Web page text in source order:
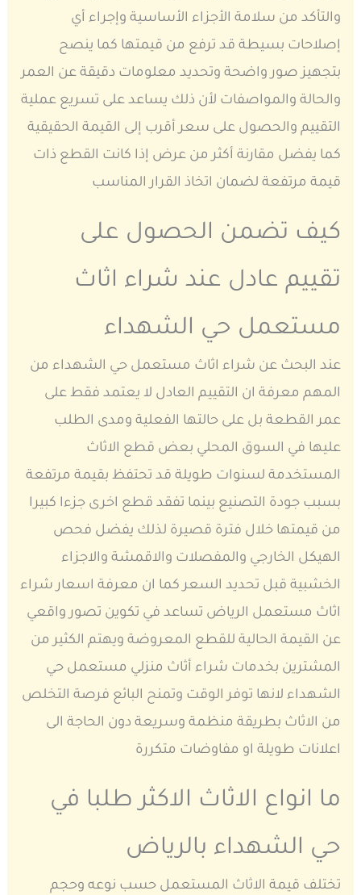
والتأكد من سلامة الأجزاء الأساسية وإجراء أي
إصلاحات بسيطة قد ترفع من قيمتها كما ينصح
بتجهيز صور واضحة وتحديد معلومات دقيقة عن العمر
والحالة والمواصفات لأن ذلك يساعد على تسريع عملية
التقييم والحصول على سعر أقرب إلى القيمة الحقيقية
كما يفضل مقارنة أكثر من عرض إذا كانت القطع ذات
قيمة مرتفعة لضمان اتخاذ القرار المناسب
كيف تضمن الحصول على
تقييم عادل عند شراء اثاث
مستعمل حي الشهداء
عند البحث عن شراء اثاث مستعمل حي الشهداء من
المهم معرفة ان التقييم العادل لا يعتمد فقط على
عمر القطعة بل على حالتها الفعلية ومدى الطلب
عليها في السوق المحلي بعض قطع الاثاث
المستخدمة لسنوات طويلة قد تحتفظ بقيمة مرتفعة
بسبب جودة التصنيع بينما تفقد قطع اخرى جزءا كبيرا
من قيمتها خلال فترة قصيرة لذلك يفضل فحص
الهيكل الخارجي والمفصلات والاقمشة والاجزاء
الخشبية قبل تحديد السعر كما ان معرفة اسعار شراء
اثاث مستعمل الرياض تساعد في تكوين تصور واقعي
عن القيمة الحالية للقطع المعروضة ويهتم الكثير من
المشترين بخدمات شراء أثاث منزلي مستعمل حي
الشهداء لانها توفر الوقت وتمنح البائع فرصة التخلص
من الاثاث بطريقة منظمة وسريعة دون الحاجة الى
اعلانات طويلة او مفاوضات متكررة
ما انواع الاثاث الاكثر طلبا في
حي الشهداء بالرياض
تختلف قيمة الاثاث المستعمل حسب نوعه وحجم